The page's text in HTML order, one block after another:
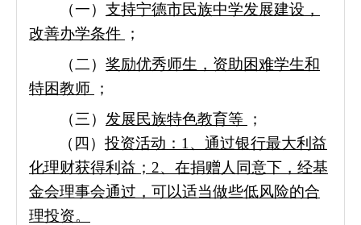
（一） 支持宁德市民族中学发展建设，
改善办学条件
；
（二） 奖励优秀师生，资助困难学生和
特困教师
；
（三） 发展民族特色教育等
；
（四） 投资活动：1、通过银行最大利益
化理财获得利益；2、在捐赠人同意下，经基
金会理事会通过，可以适当做些低风险的合
理投资。